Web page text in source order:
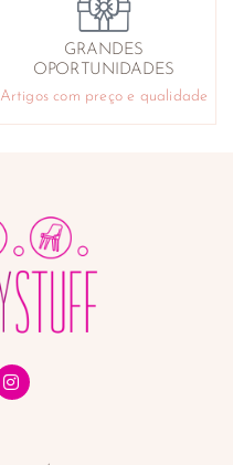
GRANDES
OPORTUNIDADES
Artigos com preço e qualidade